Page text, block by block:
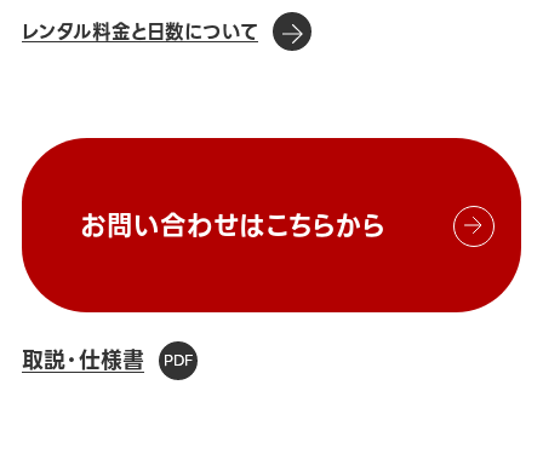
レンタル料金と日数について
お問い合わせはこちらから
取説・仕様書